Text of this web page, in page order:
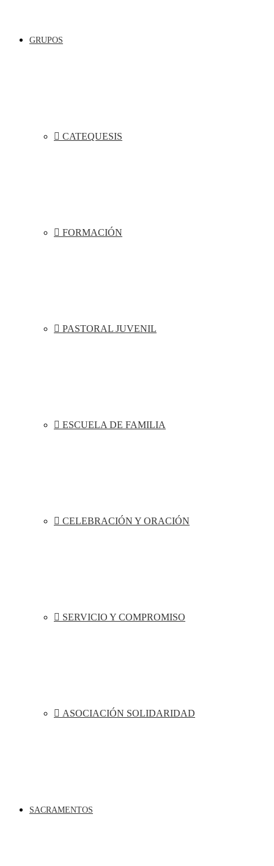
GRUPOS
CATEQUESIS
FORMACIÓN
PASTORAL JUVENIL
ESCUELA DE FAMILIA
CELEBRACIÓN Y ORACIÓN
SERVICIO Y COMPROMISO
ASOCIACIÓN SOLIDARIDAD
SACRAMENTOS